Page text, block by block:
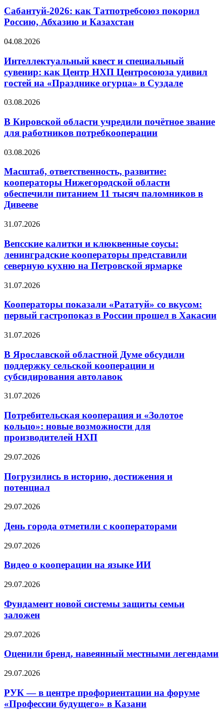
Сабантуй-2026: как Татпотребсоюз покорил
Россию, Абхазию и Казахстан
04.08.2026
Интеллектуальный квест и специальный
сувенир: как Центр НХП Центросоюза удивил
гостей на «Празднике огурца» в Суздале
03.08.2026
В Кировской области учредили почётное звание
для работников потребкооперации
03.08.2026
Масштаб, ответственность, развитие:
кооператоры Нижегородской области
обеспечили питанием 11 тысяч паломников в
Дивееве
31.07.2026
Вепсские калитки и клюквенные соусы:
ленинградские кооператоры представили
северную кухню на Петровской ярмарке
31.07.2026
Кооператоры показали «Рататуй» со вкусом:
первый гастропоказ в России прошел в Хакасии
31.07.2026
В Ярославской областной Думе обсудили
поддержку сельской кооперации и
субсидирования автолавок
31.07.2026
Потребительская кооперация и «Золотое
кольцо»: новые возможности для
производителей НХП
29.07.2026
Погрузились в историю, достижения и
потенциал
29.07.2026
День города отметили с кооператорами
29.07.2026
Видео о кооперации на языке ИИ
29.07.2026
Фундамент новой системы защиты семьи
заложен
29.07.2026
Оценили бренд, навеянный местными легендами
29.07.2026
РУК — в центре профориентации на форуме
«Профессии будущего» в Казани